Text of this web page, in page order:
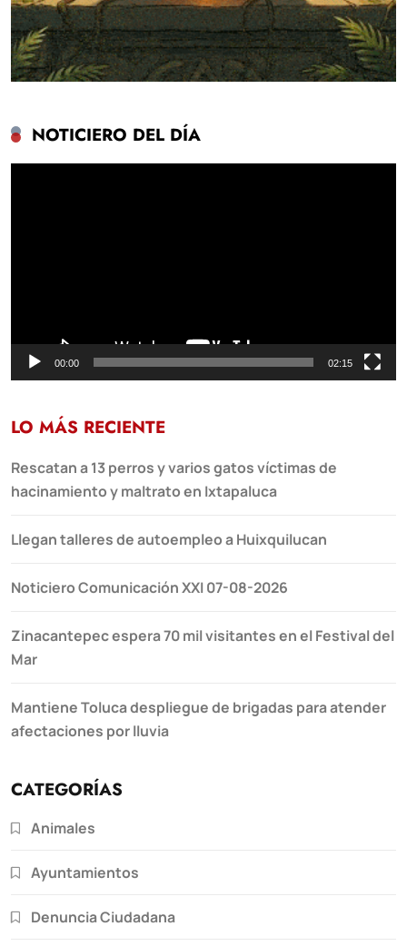
NOTICIERO DEL DÍA
00:00 02:15
LO MÁS RECIENTE
Rescatan a 13 perros y varios gatos víctimas de
hacinamiento y maltrato en Ixtapaluca
Llegan talleres de autoempleo a Huixquilucan
Noticiero Comunicación XXI 07-08-2026
Zinacantepec espera 70 mil visitantes en el Festival del
Mar
Mantiene Toluca despliegue de brigadas para atender
afectaciones por lluvia
CATEGORÍAS
Animales
Ayuntamientos
Denuncia Ciudadana